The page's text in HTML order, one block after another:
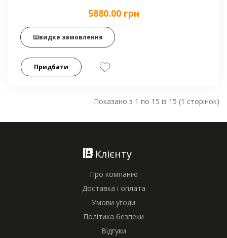
5880.00 грн
Швидке замовлення
Придбати
Показано з 1 по 15 із 15 (1 сторінок)
Клієнту
Про компанію
Доставка і оплата
Умови угоди
Політика безпеки
Відгуки